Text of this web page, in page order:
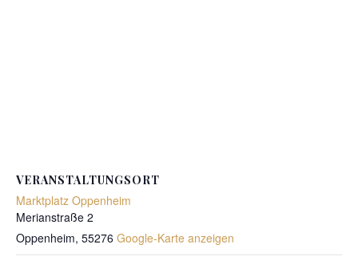
VERANSTALTUNGSORT
Marktplatz Oppenheim
Merianstraße 2
Oppenheim, 55276 Google-Karte anzeigen